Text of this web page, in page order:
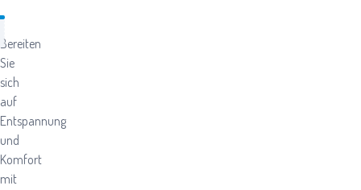
Bereiten
Sie
sich
auf
Entspannung
und
Komfort
mit